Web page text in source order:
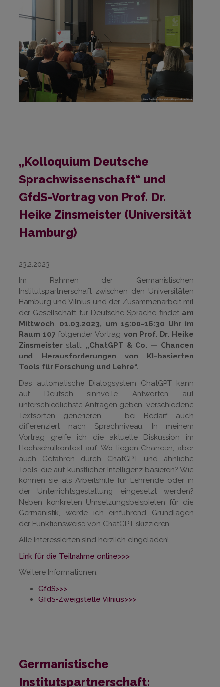
„Kolloquium Deutsche
Sprachwissenschaft“ und
GfdS-Vortrag von Prof. Dr.
Heike Zinsmeister (Universität
Hamburg)
23.2.2023
Im Rahmen der Germanistischen
Institutspartnerschaft zwischen den Universitäten
Hamburg und Vilnius und der Zusammenarbeit mit
der Gesellschaft für Deutsche Sprache findet am
Mittwoch, 01.03.2023, um 15:00-16:30 Uhr im
Raum 107 folgender Vortrag von Prof. Dr. Heike
Zinsmeister statt: „ChatGPT & Co. — Chancen
und Herausforderungen von KI-basierten
Tools für Forschung und Lehre“.
Das automatische Dialogsystem ChatGPT kann
auf Deutsch sinnvolle Antworten auf
unterschiedlichste Anfragen geben, verschiedene
Textsorten generieren — bei Bedarf auch
differenziert nach Sprachniveau. In meinem
Vortrag greife ich die aktuelle Diskussion im
Hochschulkontext auf: Wo liegen Chancen, aber
auch Gefahren durch ChatGPT und ähnliche
Tools, die auf künstlicher Intelligenz basieren? Wie
können sie als Arbeitshilfe für Lehrende oder in
der Unterrichtsgestaltung eingesetzt werden?
Neben konkreten Umsetzungsbeispielen für die
Germanistik, werde ich einführend Grundlagen
der Funktionsweise von ChatGPT skizzieren.
Alle Interessierten sind herzlich eingeladen!
Link für die Teilnahme online>>>
Weitere Informationen:
GfdS>>>
GfdS-Zweigstelle Vilnius>>>
Germanistische
Institutspartnerschaft: